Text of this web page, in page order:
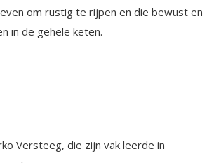
om rustig te rijpen en die bewust en
in de gehele keten.
Versteeg, die zijn vak leerde in